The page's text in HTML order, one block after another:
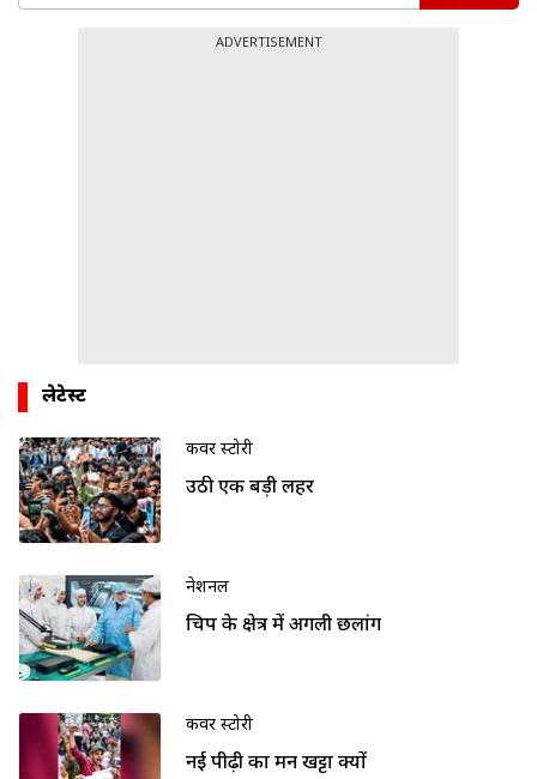
ADVERTISEMENT
लेटेस्ट
कवर स्टोरी
उठी एक बड़ी लहर
नेशनल
चिप के क्षेत्र में अगली छलांग
कवर स्टोरी
नई पीढ़ी का मन खट्टा क्यों